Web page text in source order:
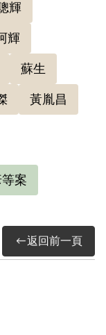
輝
輝
蘇生
黃胤昌
案
返回前一頁